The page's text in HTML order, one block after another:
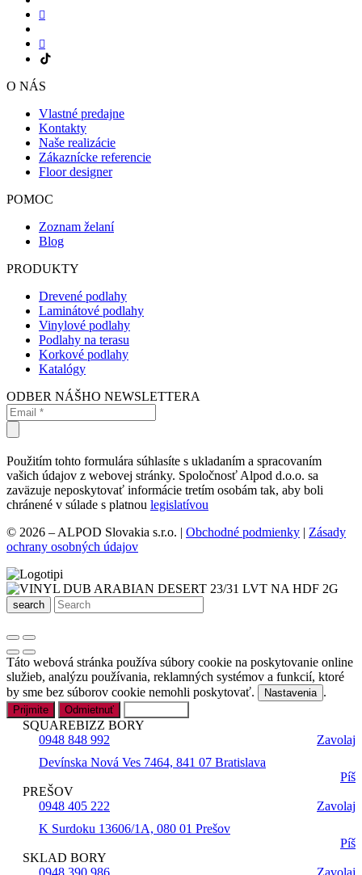
O NÁS
Vlastné predajne
Kontakty
Naše realizácie
Zákaznícke referencie
Floor designer
POMOC
Zoznam želaní
Blog
PRODUKTY
Drevené podlahy
Laminátové podlahy
Vinylové podlahy
Podlahy na terasu
Korkové podlahy
Katalógy
ODBER NÁŠHO NEWSLETTERA
Použitím tohto formulára súhlasíte s ukladaním a spracovaním
vašich údajov z webovej stránky. Spoločnosť Alpod d.o.o. sa
zaväzuje neposkytovať informácie tretím osobám tak, aby boli
chránené v súlade s platnou legislatívou
© 2026 – ALPOD Slovakia s.r.o. | Obchodné podmienky | Zásady
ochrany osobných údajov
search
Táto webová stránka používa súbory cookie na poskytovanie online
služieb, analýzu používania, reklamných systémov a funkcií, ktoré
by sme bez súborov cookie nemohli poskytovať.
Nastavenia .
Prijmite Odmietnuť
SQUAREBIZZ BORY
0948 848 992
Zavolaj
Devínska Nová Ves 7464, 841 07 Bratislava
Píš
PREŠOV
0948 405 222
Zavolaj
K Surdoku 13606/1A, 080 01 Prešov
Píš
SKLAD BORY